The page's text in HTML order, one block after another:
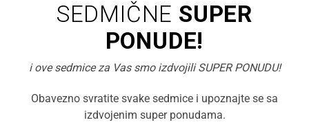
SEDMIČNE SUPER
PONUDE!
i ove sedmice za Vas smo izdvojili SUPER PONUDU!
Obavezno svratite svake sedmice i upoznajte se sa
izdvojenim super ponudama.